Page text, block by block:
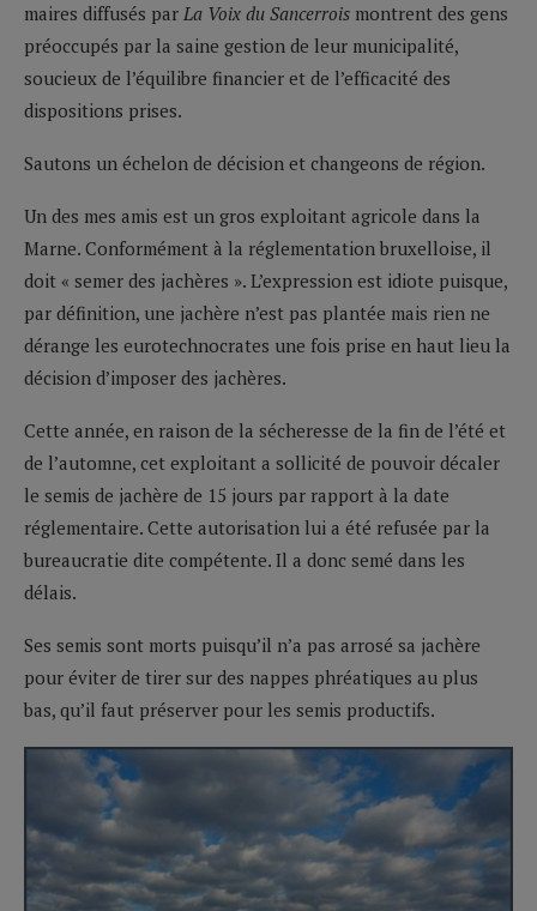
maires diffusés par La Voix du Sancerrois montrent des gens
préoccupés par la saine gestion de leur municipalité,
soucieux de l’équilibre financier et de l’efficacité des
dispositions prises.
Sautons un échelon de décision et changeons de région.
Un des mes amis est un gros exploitant agricole dans la
Marne. Conformément à la réglementation bruxelloise, il
doit « semer des jachères ». L’expression est idiote puisque,
par définition, une jachère n’est pas plantée mais rien ne
dérange les eurotechnocrates une fois prise en haut lieu la
décision d’imposer des jachères.
Cette année, en raison de la sécheresse de la fin de l’été et
de l’automne, cet exploitant a sollicité de pouvoir décaler
le semis de jachère de 15 jours par rapport à la date
réglementaire. Cette autorisation lui a été refusée par la
bureaucratie dite compétente. Il a donc semé dans les
délais.
Ses semis sont morts puisqu’il n’a pas arrosé sa jachère
pour éviter de tirer sur des nappes phréatiques au plus
bas, qu’il faut préserver pour les semis productifs.